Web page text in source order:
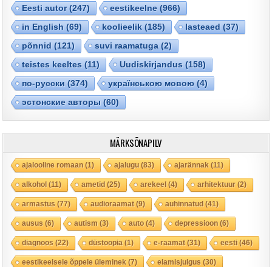
Eesti autor(247) eestikeelne (966)
in English (69) koolieelik (185) lasteaed (37)
põnnid (121) suvi raamatuga (2)
teistes keeltes (11) Uudiskirjandus (158)
по-русски (374) українською мовою (4)
эстонские авторы (60)
MÄRKSÕNAPILV
ajalooline romaan(1) ajalugu(83) ajarännak (11)
alkohol(11) ametid(25) arekeel(4) arhitektuur(2)
armastus (77) audioraamat(9) auhinnatud(41)
ausus (6) autism (3) auto(4) depressioon(6)
diagnoos (22) düstoopia (1) e-raamat(31) eesti(46)
eestikeelsele õppele üleminek (7) elamisjulgus (30)